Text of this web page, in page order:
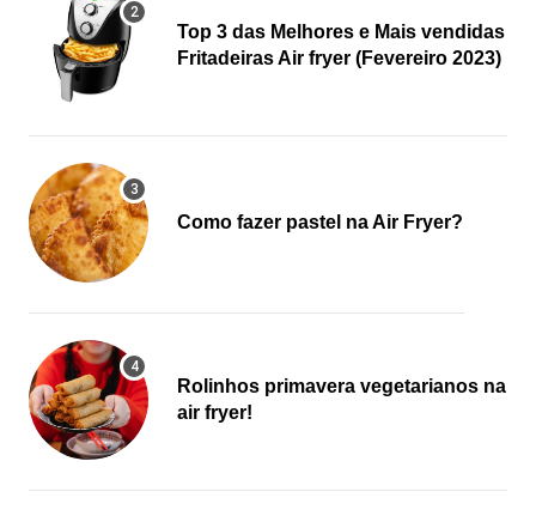
Top 3 das Melhores e Mais vendidas
Fritadeiras Air fryer (Fevereiro 2023)
Como fazer pastel na Air Fryer?
Rolinhos primavera vegetarianos na
air fryer!